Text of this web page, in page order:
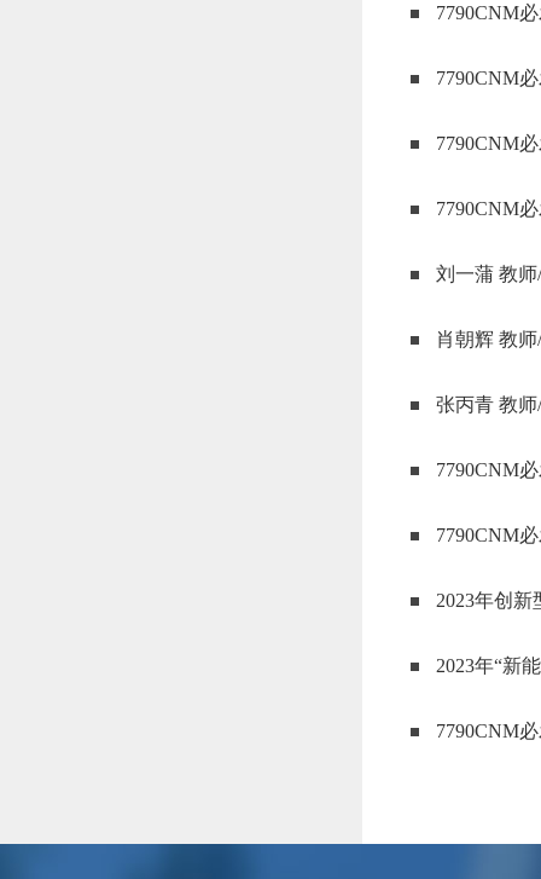
7790CNM
7790CNM
7790CNM
7790CNM
刘一蒲 教
肖朝辉 教
张丙青 教
7790CNM
7790CNM
2023年创
2023年“新
7790CNM